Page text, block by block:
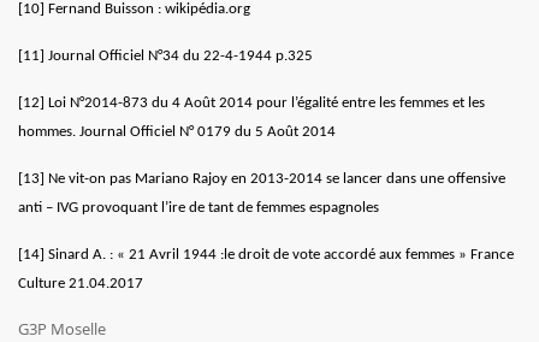
[10] Fernand Buisson : wikipédia.org
[11] Journal Officiel N°34 du 22-4-1944 p.325
[12]
Loi N°2014-873 du 4 Août 2014 pour l’égalité entre les femmes et les
hommes. Journal Officiel N° 0179 du 5 Août 2014
[13]
Ne vit-on pas Mariano Rajoy en 2013-2014 se lancer dans une offensive
anti – IVG provoquant l’ire de tant de femmes espagnoles
[14] Sinard A. : « 21 Avril 1944 :le droit de vote accordé aux femmes » France
Culture 21.04.2017
G3P Moselle